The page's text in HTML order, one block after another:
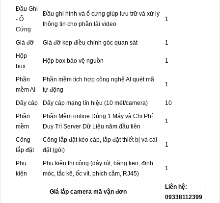
Đầu Ghi
- Ổ
Cứng
Đầu ghi hình và ổ cứng giúp lưu trữ và xử lý
thông tin cho phần tải video
1
Giá đỡ Giá đỡ kẹp điều chỉnh góc quan sát
1
Hộp
box
Hộp box bảo vệ nguồn 1
Phần
mềm AI
Phần mềm tích hợp công nghệ AI quét mã
tự động
1
Dây cáp Dây cáp mạng tín hiệu (10 mét/camera)
10
Phần
mềm
Phần Mềm online Dùng 1 Máy và Chi Phí
Duy Trì Server Dữ Liệu năm đầu tiên
1
Công
lắp đặt
Công lắp đặt kéo cáp, lắp đặt thiết bị và cài
đặt (gói)
1
Phụ
kiện
Phụ kiện thi công (dây rút, băng keo, đinh
móc, tắc kê, ốc vít, phích cắm, RJ45)
1
Giá lắp camera mã vận đơn
Liên hệ:
09338112399